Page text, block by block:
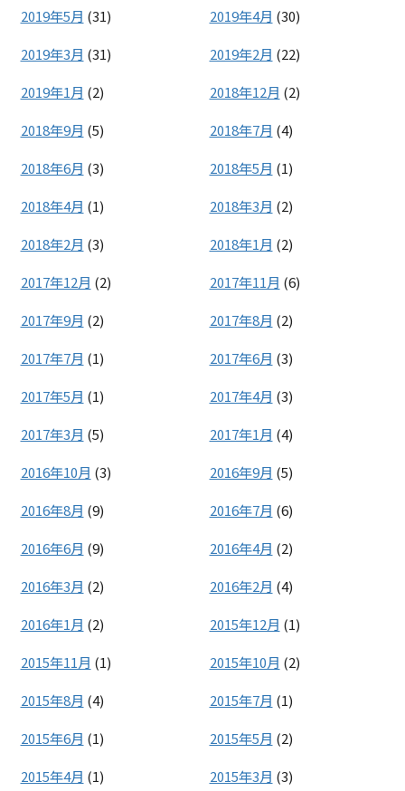
2019年5月 (31) 2019年4月 (30)
2019年3月 (31) 2019年2月 (22)
2019年1月 (2) 2018年12月 (2)
2018年9月 (5) 2018年7月 (4)
2018年6月 (3) 2018年5月 (1)
2018年4月 (1) 2018年3月 (2)
2018年2月 (3) 2018年1月 (2)
2017年12月 (2) 2017年11月 (6)
2017年9月 (2) 2017年8月 (2)
2017年7月 (1) 2017年6月 (3)
2017年5月 (1) 2017年4月 (3)
2017年3月 (5) 2017年1月 (4)
2016年10月 (3) 2016年9月 (5)
2016年8月 (9) 2016年7月 (6)
2016年6月 (9) 2016年4月 (2)
2016年3月 (2) 2016年2月 (4)
2016年1月 (2) 2015年12月 (1)
2015年11月 (1) 2015年10月 (2)
2015年8月 (4) 2015年7月 (1)
2015年6月 (1) 2015年5月 (2)
2015年4月 (1) 2015年3月 (3)